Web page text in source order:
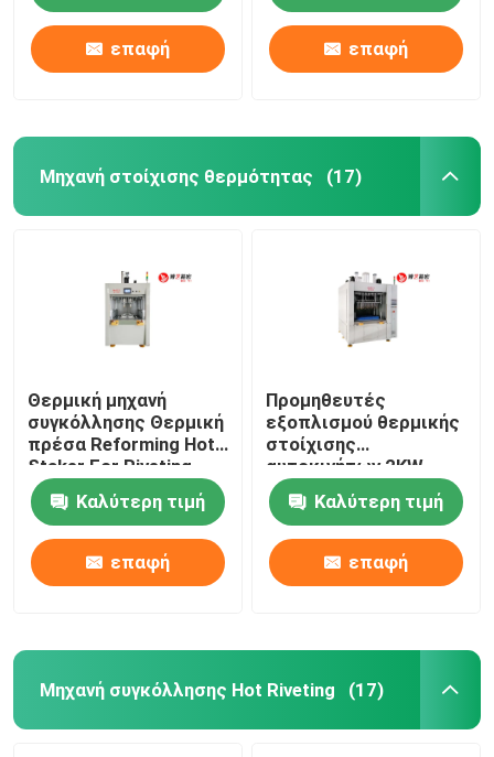
επαφή επαφή
Μηχανή στοίχισης θερμότητας (17)
Θερμική μηχανή
συγκόλλησης Θερμική
πρέσα Reforming Hot
Staker For Riveting
Plastic Tip
Καλύτερη τιμή
επαφή
Προμηθευτές
εξοπλισμού θερμικής
στοίχισης
αυτοκινήτων 2KW
Καλύτερη τιμή
επαφή
Μηχανή συγκόλλησης Hot Riveting (17)